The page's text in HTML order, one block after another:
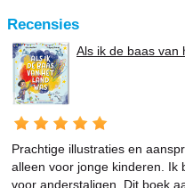
Recensies
Als ik de baas van
Prachtige illustraties en
alleen voor jonge kinderen. Ik
voor anderstaligen. Dit boek